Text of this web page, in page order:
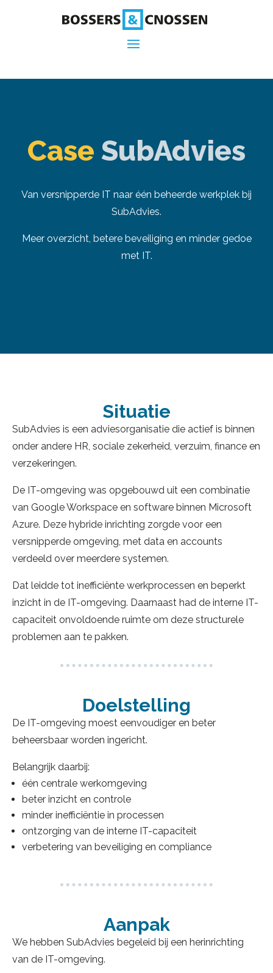
Case SubAdvies
Van versnipperde IT naar één beheerde werkplek bij
SubAdvies.
Meer overzicht, betere beveiliging en minder gedoe
met IT.
Situatie
SubAdvies is een adviesorganisatie die actief is binnen
onder andere HR, sociale zekerheid, verzuim, finance en
verzekeringen.
De IT-omgeving was opgebouwd uit een combinatie
van Google Workspace en software binnen Microsoft
Azure. Deze hybride inrichting zorgde voor een
versnipperde omgeving, met data en accounts
verdeeld over meerdere systemen.
Dat leidde tot inefficiënte werkprocessen en beperkt
inzicht in de IT-omgeving. Daarnaast had de interne IT-
capaciteit onvoldoende ruimte om deze structurele
problemen aan te pakken.
Doelstelling
De IT-omgeving moest eenvoudiger en beter
beheersbaar worden ingericht.
Belangrijk daarbij:
één centrale werkomgeving
beter inzicht en controle
minder inefficiëntie in processen
ontzorging van de interne IT-capaciteit
verbetering van beveiliging en compliance
Aanpak
We hebben SubAdvies begeleid bij een herinrichting
van de IT-omgeving.